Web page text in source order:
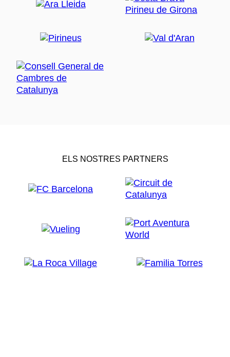
ELS NOSTRES PARTNERS